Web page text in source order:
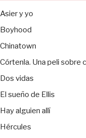
Asier y yo
Boyhood
Chinatown
Córtenla. Una peli sobre
Dos vidas
El sueño de Ellis
Hay alguien allí
Hércules